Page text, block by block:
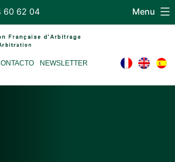
60 62 04
NEWSLETTER
Menu